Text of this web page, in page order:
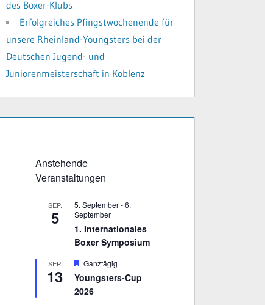
des Boxer-Klubs
Erfolgreiches Pfingstwochenende für
unsere Rheinland-Youngsters bei der
Deutschen Jugend- und
Juniorenmeisterschaft in Koblenz
Anstehende
Veranstaltungen
SEP.
5
5. September-6.
September
1. Internationales
Boxer Symposium
SEP.
13
H
r
v
Ganztägig
Youngsters-Cup
2026